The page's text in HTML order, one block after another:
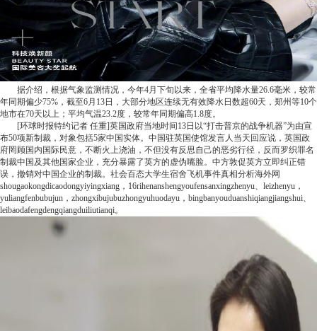
据介绍，根据气象监测情况，今年4月下旬以来，全省平均降水量26.6毫米，较常
年同期偏少75%，截至6月13日，大部分地区连续无有效降水日数超60天，郑州等10个
地市在70天以上；平均气温23.2度，较常年同期偏高1.8度。
[环球时报特约记者 任重]英国政府当地时间13日以“打击普京的战争机器”为由宣
布50项新制裁，对象包括5家中国实体。中国驻英国使馆发言人当天回应说，英国政
府罔顾国内国际民意，不断火上浇油，不但没有反思自己的恶劣行径，反而罗织罪名
制裁中国及其他国家企业，充分暴露了英方的虚伪嘴脸。中方敦促英方立即纠正错
误，撤销对中国企业的制裁。 社会百态大学生宿舍飞机事件真相分析海外网
shougaokongdicaodongyiyingxiang，16rihenanshengyoufensanxingzhenyu、leizhenyu，
yuliangfenbubujun，zhongxibujubuzhongyuhuodayu，bingbanyouduanshiqiangjiangshui、
leibaodafengdengqiangduiliutianqi。